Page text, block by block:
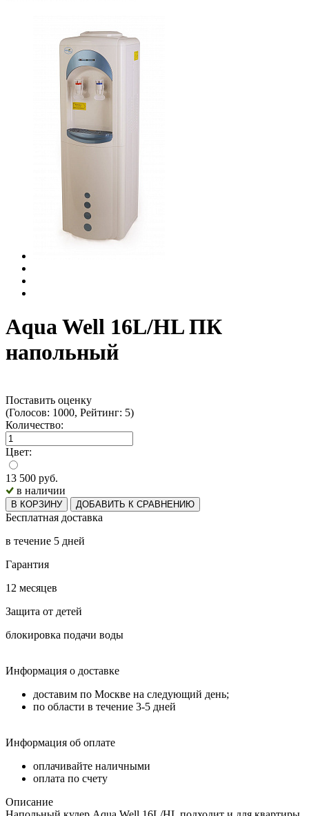
Aqua Well 16L/HL ПК
напольный
Поставить оценку
(Голосов: 1000, Рейтинг: 5)
Количество:
Цвет:
13 500 руб.
в наличии
В КОРЗИНУ ДОБАВИТЬ К СРАВНЕНИЮ
Бесплатная доставка
в течение 5 дней
Гарантия
12 месяцев
Защита от детей
блокировка подачи воды
Информация о доставке
доставим по Москве на следующий день;
по области в течение 3-5 дней
Информация об оплате
оплачивайте наличными
оплата по счету
Описание